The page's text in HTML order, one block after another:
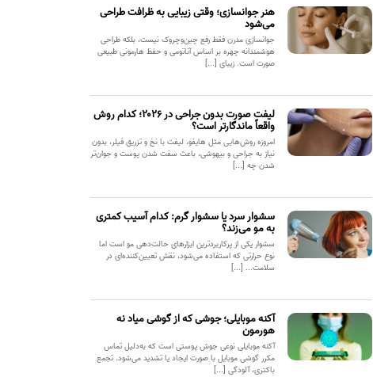
هنر جوانسازی؛ وقتی زیبایی به ظرافت طراحی
می‌شود
جوانسازی مدرن فقط رفع چین‌وچروک نیست، بلکه طراحی
هوشمندانه چهره بر اساس آناتومی و حفظ هارمونی طبیعی
صورت است. زیبای [...]
لیفت صورت بدون جراحی در ۲۰۲۶؛ کدام روش
واقعاً ماندگارتر است؟
امروزه روش‌هایی مثل هایفو، لیفت با نخ و تزریق فیلر، بدون
نیاز به جراحی و بیهوشی، باعث سفت شدن پوست و جوان‌تر
شدن چه [...]
سشوار سرد یا سشوار گرم: کدام آسیب کمتری
به مو می‌زند؟
سشوار یکی از پرکاربردترین ابزارهای حالت‌دهی مو است اما
نوع حرارتی که استفاده می‌شود، نقش تعیین‌کننده‌ای در
سلامت... [...]
آکنه موبایلی؛ جوشی که از گوشی میاد نه
هورمون
آکنه موبایلی نوعی جوش پوستی است که به‌دلیل تماس
مکرر گوشی موبایل با صورت ایجاد یا تشدید می‌شود. تجمع
باکتری، آلودگی [...]